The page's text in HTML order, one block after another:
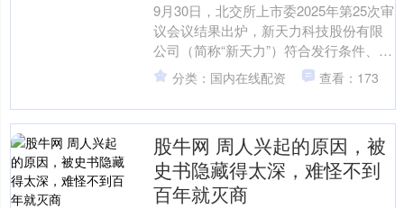
9月30日，北交所上市委2025年第25次审
议会议结果出炉，新天力科技股份有限
公司（简称“新天力”）符合发行条件、上
市条件和信息披露要求，顺利过会。这
是今年过会....
分类：国内在线配资 查看：173
股牛网 周人兴起的原因，被
史书隐藏得太深，难怪不到
百年就灭商